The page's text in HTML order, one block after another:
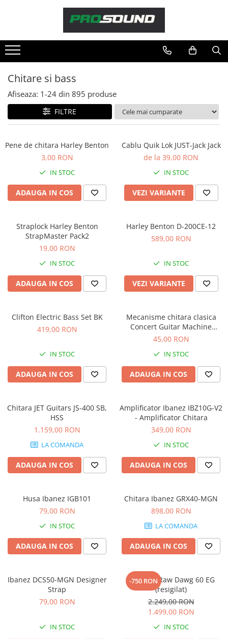
Sonorizare / PA
Adaptoare phantom
Adresare publica 100V
Amplificatoare Audio
Boxe Audio
Mixere audio
Monitorizare In-Ear
Pickup-uri, platane & accesorii
Playere si Recordere
Procesoare si efecte
Stabilizatoare de tensiune UPS si
Power Conditioner
Unelte Audio
Microfoane
Accesorii de microfoane
Microfoane de broadcast
Microfoane de instrumente
Microfoane de studio
Microfoane de Suprafata
Microfoane lavaliera si headset
Microfoane podcast, USB, iOS /
Microfoane pt Camere Video
Microfoane pt instalatii si
conferinta
Microfoane stereo
Microfoane Suspendabile
Microfoane wireless si sisteme
Stative de microfon
Studio si inregistrari
Accesorii de rack
Accesorii echipamente de studio
Clape MIDI
Chitare si bass
Afiseaza: 1-24 din 895 produse
FILTRE
Pene de chitara Harley Benton
3,00 RON
IN STOC
ADAUGA IN COS
Cablu Quik Lok JUST-Jack Jack
de la 39,00 RON
IN STOC
VEZI VARIANTE
Straplock Harley Benton
StrapMaster Pack2
19,00 RON
IN STOC
ADAUGA IN COS
Harley Benton D-200CE-12
589,00 RON
IN STOC
VEZI VARIANTE
Clifton Electric Bass Set BK
419,00 RON
IN STOC
ADAUGA IN COS
Mecanisme chitara clasica
Concert Guitar Machine
Heads
45,00 RON
IN STOC
ADAUGA IN COS
Chitara JET Guitars JS-400 SB,
HSS
1.159,00 RON
LA COMANDA
ADAUGA IN COS
Amplificator Ibanez IBZ10G-V2
- Amplificator Chitara
349,00 RON
IN STOC
ADAUGA IN COS
Husa Ibanez IGB101
79,00 RON
IN STOC
ADAUGA IN COS
Chitara Ibanez GRX40-MGN
898,00 RON
LA COMANDA
ADAUGA IN COS
Ibanez DCS50-MGN Designer
Strap
79,00 RON
IN STOC
-750 RON
DV Mark Raw Dawg 60 EG
(resigilat)
2.249,00 RON
1.499,00 RON
IN STOC